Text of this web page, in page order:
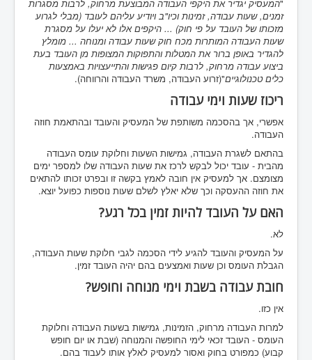
"המעסיק יגדיר את היקפי העבודה המבוצעת מרחוק, לרבות מסגרות
זמנים, שעות עבודה, זמינות וכיו"ב ויודיע עליהם לעובד (מבלי לגרוע
מזכותו של העובד על פי חוק) ... היקפים אלו לא יעלו על מסגרת
שעות העבודה המותרות מכח חוק שעות עבודה ומנוחה ... מומלץ
להגדיר באופן ברור את המטלות והתפוקות המצופות מן העובד בעת
ביצוע עבודה מרחוק, לרבות קיום פגישות והתייעצויות באמצעות
כלים טכנולוגיים"(זרוע העבודה, משרד העבודה והרווחה).
ריכוז שעות וימי עבודה
אפשרי, אך בהסכמה משותפת של המעסיק והעובד ובהתאמת חוזה
העבודה.
בהתאם לשגרת העבודה, גמישות השעות וחלוקת עומס העבודה
מהבית - עובד יכול לבקש לרכז את שעות העבודה שלו למספר ימים
מצומצם. אך למעסיק אין חובה לאמץ בקשה זו ובפרט זכותו להתאים
את חוזה ההעסקה וכך שלא יאלץ לשלם שעות נוספות כפועל יוצא.
האם על העובד להיות זמין בכל רגע?
לא.
על המעסיק והעובד להגיע לידי הסכמה לגבי חלוקת שעות העבודה,
הגבלת העומס וכן שעות ואמצעים בהם יהיה העובד זמין.
חובת עבודה בשבת וימי מנוחה וחופש?
אין כזו.
למרות העבודה מרחוק, הזמינות, גמישות בשעות העבודה וחלוקת
העומס - העובד זכאי לימי החופשה והמנוחה (שבת או יום חופש
קבוע) כמפורט בחוק ואסור למעסיק לאלץ אותו לעבוד בהם.